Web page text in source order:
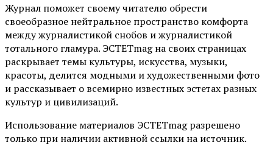
Журнал поможет своему читателю обрести
своеобразное нейтральное пространство комфорта
между журналистикой снобов и журналистикой
тотального гламура. ЭСТЕТmag на своих страницах
раскрывает темы культуры, искусства, музыки,
красоты, делится модными и художественными фото
и рассказывает о всемирно известных эстетах разных
культур и цивилизаций.
Использование материалов ЭСТЕТmag разрешено
только при наличии активной ссылки на источник.